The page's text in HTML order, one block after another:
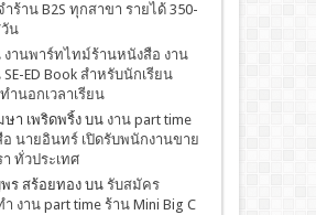
ร้าน B2S ทุกสาขา รายได้ 350-
น
งานพาร์ทไทม์ร้านหนังสือ งาน
ED Book สำหรับนักเรียน
ำนอกเวลาเรียน
ษา เพริดพริ้งบน งาน part time
นายอินทร์ เปิดรับพนักงานขาย
ทั่วประเทศ
ร สร้อยทองบน รับสมัคร
งาน part time ร้าน Mini Big C